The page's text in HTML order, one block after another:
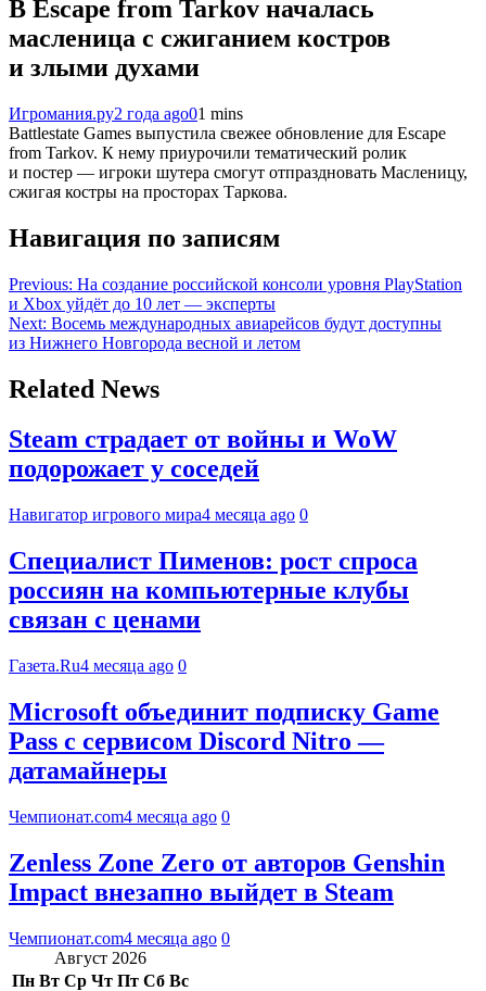
В Escape from Tarkov началась
масленица с сжиганием костров
и злыми духами
Игромания.ру2 года ago01 mins
Battlestate Games выпустила свежее обновление для Escape
from Tarkov. К нему приурочили тематический ролик
и постер — игроки шутера смогут отпраздновать Масленицу,
сжигая костры на просторах Таркова.
Навигация по записям
Previous: На создание российской консоли уровня PlayStation
и Xbox уйдёт до 10 лет — эксперты
Next: Восемь международных авиарейсов будут доступны
из Нижнего Новгорода весной и летом
Related News
Steam страдает от войны и WoW
подорожает у соседей
Навигатор игрового мира4 месяца ago 0
Специалист Пименов: рост спроса
россиян на компьютерные клубы
связан с ценами
Газета.Ru4 месяца ago 0
Microsoft объединит подписку Game
Pass с сервисом Discord Nitro —
датамайнеры
Чемпионат.com4 месяца ago 0
Zenless Zone Zero от авторов Genshin
Impact внезапно выйдет в Steam
Чемпионат.com4 месяца ago 0
Август 2026
Пн Вт Ср Чт Пт Сб Вс